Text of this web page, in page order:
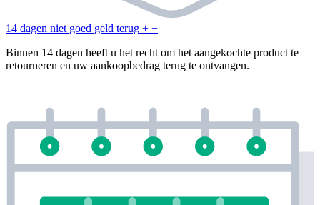
14 dagen niet goed geld terug + −
Binnen 14 dagen heeft u het recht om het aangekochte product te
retourneren en uw aankoopbedrag terug te ontvangen.